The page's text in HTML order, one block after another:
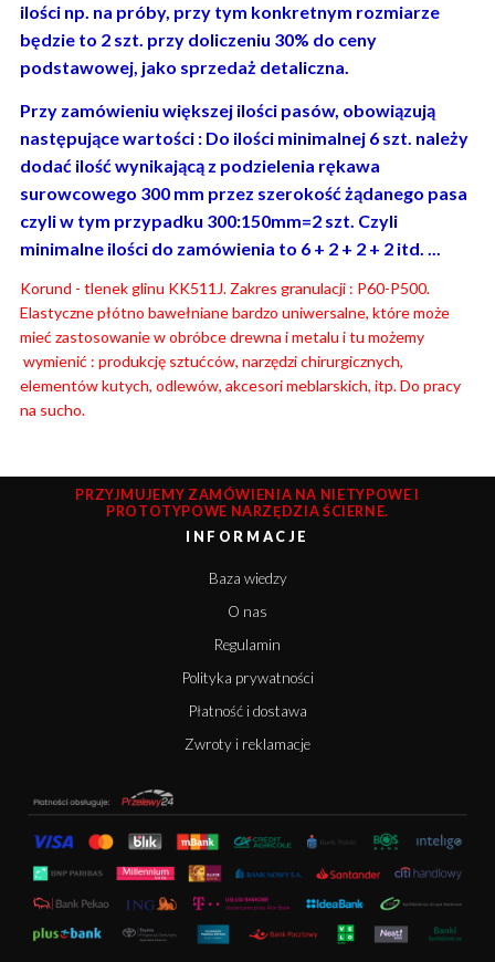
ilości np. na próby, przy tym konkretnym rozmiarze
będzie to 2 szt. przy doliczeniu 30% do ceny
podstawowej, jako sprzedaż detaliczna.
Przy zamówieniu większej ilości pasów, obowiązują
następujące wartości : Do ilości minimalnej 6 szt. należy
dodać ilość wynikającą z podzielenia rękawa
surowcowego 300 mm przez szerokość żądanego pasa
czyli w tym przypadku 300:150mm=2 szt. Czyli
minimalne ilości do zamówienia to 6 + 2 + 2 + 2 itd. ...
Korund - tlenek glinu KK511J. Zakres granulacji : P60-P500.
Elastyczne płótno bawełniane bardzo uniwersalne, które może
mieć zastosowanie w obróbce drewna i metalu i tu możemy
wymienić : produkcję sztućców, narzędzi chirurgicznych,
elementów kutych, odlewów, akcesori meblarskich, itp. Do pracy
na sucho.
PRZYJMUJEMY ZAMÓWIENIA NA NIETYPOWE I
PROTOTYPOWE NARZĘDZIA ŚCIERNE.
INFORMACJE
Baza wiedzy
O nas
Regulamin
Polityka prywatności
Płatność i dostawa
Zwroty i reklamacje